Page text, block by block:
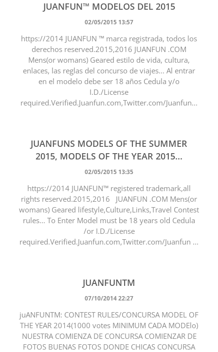
JUANFUN™ MODELOS DEL 2015
02/05/2015 13:57
https://2014 JUANFUN ™ marca registrada, todos los
derechos reserved.2015,2016 JUANFUN .COM
Mens(or womans) Geared estilo de vida, cultura,
enlaces, las reglas del concurso de viajes... Al entrar
en el modelo debe ser 18 años Cedula y/o
I.D./License
required.Verified.Juanfun.com,Twitter.com/Juanfun...
JUANFUNS MODELS OF THE SUMMER
2015, MODELS OF THE YEAR 2015...
02/05/2015 13:35
https://2014 JUANFUN™ registered trademark,all
rights reserved.2015,2016 JUANFUN .COM Mens(or
womans) Geared lifestyle,Culture,Links,Travel Contest
rules... To Enter Model must be 18 years old Cedula
/or I.D./License
required.Verified.Juanfun.com,Twitter.com/Juanfun ...
JUANFUNTM
07/10/2014 22:27
juANFUNTM: CONTEST RULES/CONCURSA MODEL OF
THE YEAR 2014(1000 votes MINIMUM CADA MODElo)
NUESTRA COMIENZA DE CONCURSA COMIENZAR DE
FOTOS BUENAS FOTOS DONDE CHICAS CONCURSA